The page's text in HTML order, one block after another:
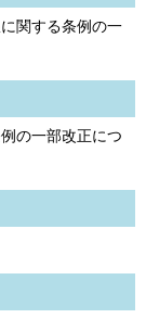
関する条例の一
の一部改正につ